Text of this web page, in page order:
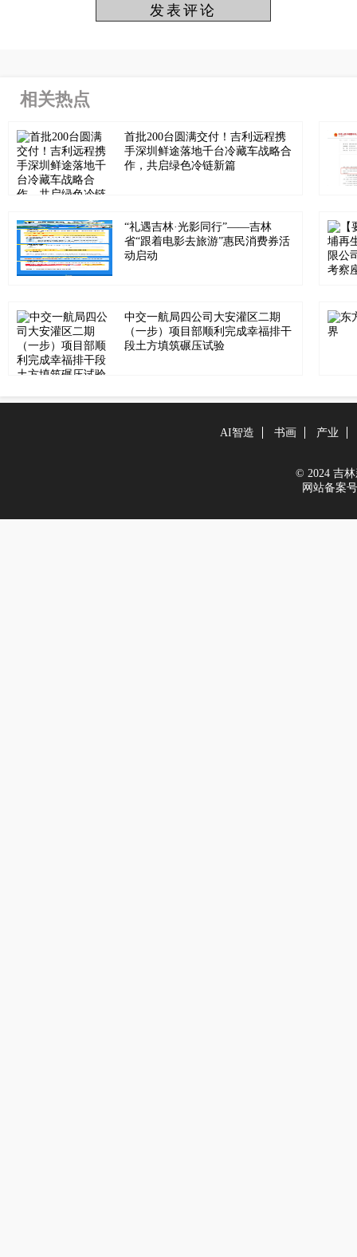
相关热点
首批200台圆满交付！吉利远程携
手深圳鲜途落地千台冷藏车战略合
作，共启绿色冷链新篇
“礼遇吉林·光影同行”——吉林
省“跟着电影去旅游”惠民消费券活
动启动
中交一航局四公司大安灌区二期
（一步）项目部顺利完成幸福排干
段土方填筑碾压试验
AI智造 书画 产业
© 2024 吉林
网站备案